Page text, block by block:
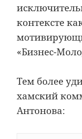
контексте
«Бизнес-
Тем более
хамский
Антонова: